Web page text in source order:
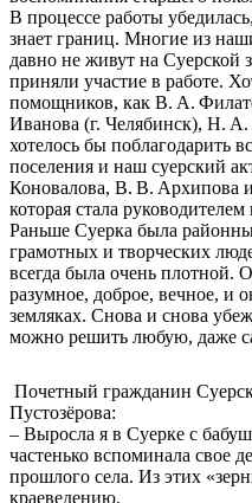
В процессе работы
знает границ. Многие из
давно не живут на Суерской
приняли участие в работе.
помощников, как В. А.
Иванова (г. Челябинск), Н.
хотелось бы поблагодарить
поселения и наш суерский
Коновалова, В. В. Архипова
которая стала руководителем
Раньше Суерка была
грамотных и творческих
всегда была очень плотной.
разумное, доброе, вечное, и
земляках. Снова и снова
можно решить любую, даже
Почетный гражданин
Пустозёрова:
– Выросла я в Суерке с
частенько вспоминала свое
прошлого села. Из этих
краеведению.